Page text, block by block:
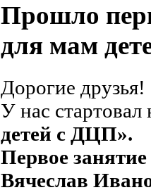
Прошло
для мам
Дорогие друзья!
У нас
детей с ДЦП».
Первое
Вячеслав